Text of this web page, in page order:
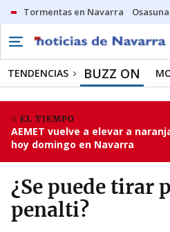
Tormentas en Navarra
TENDENCIAS BUZZ ON
EL TIEMPO
AEMET vuelve a elevar a
hoy domingo en Navarra
¿Se puede tirar
penalti?